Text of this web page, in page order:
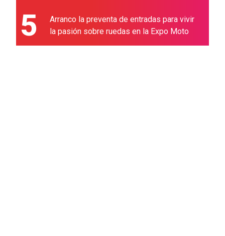
5
Arranco la preventa de entradas para vivir
la pasión sobre ruedas en la Expo Moto